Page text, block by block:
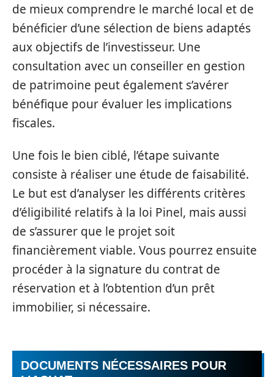
de mieux comprendre le marché local et de
bénéficier d’une sélection de biens adaptés
aux objectifs de l’investisseur. Une
consultation avec un conseiller en gestion
de patrimoine peut également s’avérer
bénéfique pour évaluer les implications
fiscales.
Une fois le bien ciblé, l’étape suivante
consiste à réaliser une étude de faisabilité.
Le but est d’analyser les différents critères
d’éligibilité relatifs à la loi Pinel, mais aussi
de s’assurer que le projet soit
financièrement viable. Vous pourrez ensuite
procéder à la signature du contrat de
réservation et à l’obtention d’un prêt
immobilier, si nécessaire.
DOCUMENTS NÉCESSAIRES POUR